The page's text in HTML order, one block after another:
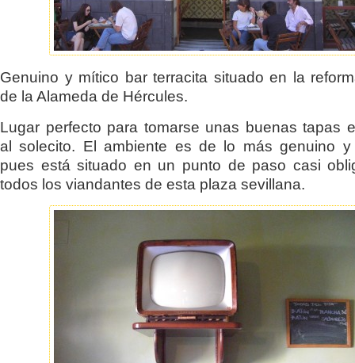
Genuino y mítico bar terracita situado en la
de la Alameda de Hércules.
Lugar perfecto para tomarse unas buenas tapas
al solecito. El ambiente es de lo más genuino
pues está situado en un punto de paso casi
todos los viandantes de esta plaza sevillana.